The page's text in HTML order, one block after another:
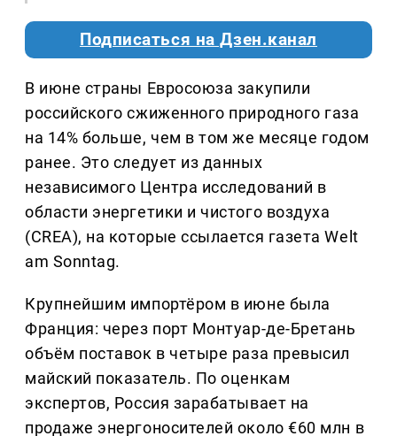
Подписаться на Дзен.канал
В июне страны Евросоюза закупили
российского сжиженного природного газа
на 14% больше, чем в том же месяце годом
ранее. Это следует из данных
независимого Центра исследований в
области энергетики и чистого воздуха
(CREA), на которые ссылается газета Welt
am Sonntag.
Крупнейшим импортёром в июне была
Франция: через порт Монтуар-де-Бретань
объём поставок в четыре раза превысил
майский показатель. По оценкам
экспертов, Россия зарабатывает на
продаже энергоносителей около €60 млн в